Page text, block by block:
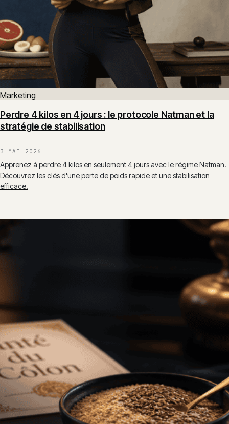
Marketing
Perdre 4 kilos en 4 jours : le protocole Natman et la
stratégie de stabilisation
3 MAI 2026
Apprenez à perdre 4 kilos en seulement 4 jours avec le régime Natman.
Découvrez les clés d'une perte de poids rapide et une stabilisation
efficace.